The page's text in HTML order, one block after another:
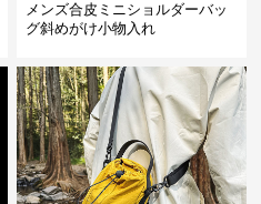
メンズ合皮ミニショルダーバッ
グ斜めがけ小物入れ